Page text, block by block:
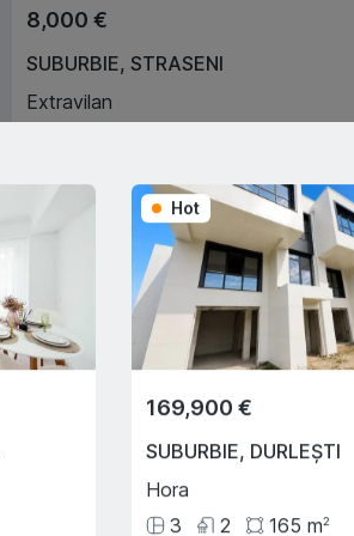
8,000 €
SUBURBIE, STRASENI
Extravilan
Agent imobiliar
Hot
169,900 €
SUBURBIE, DURLEȘTI
Hora
3
2 165 m2